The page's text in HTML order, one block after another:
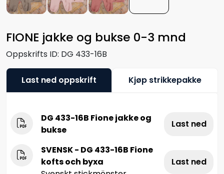
FIONE jakke og bukse 0-3 mnd
Oppskrifts ID: DG 433-16B
Last ned oppskrift Kjøp strikkepakke
DG 433-16B Fione jakke og
bukse
Last ned
SVENSK - DG 433-16B Fione
kofts och byxa
Last ned